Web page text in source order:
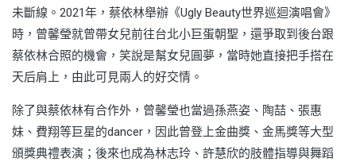
未斷線。2021年，蔡依林舉辦《Ugly Beauty世界巡迴演唱會》
時，曾馨瑩就曾帶女兒前往台北小巨蛋朝聖，還爭取到後台跟
蔡依林合照的機會，笑說是幫女兒圓夢，當時她直接把手搭在
天后肩上，由此可見兩人的好交情。
除了與蔡依林有合作外，曾馨瑩也當過孫燕姿、陶喆、張惠
妹、費翔等巨星的dancer，因此曾登上金曲獎、金馬獎等大型
頒獎典禮表演；後來也成為林志玲、許慧欣的肢體指導與舞蹈